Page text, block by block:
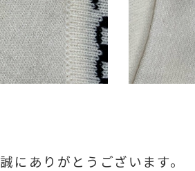
にありがとうございます